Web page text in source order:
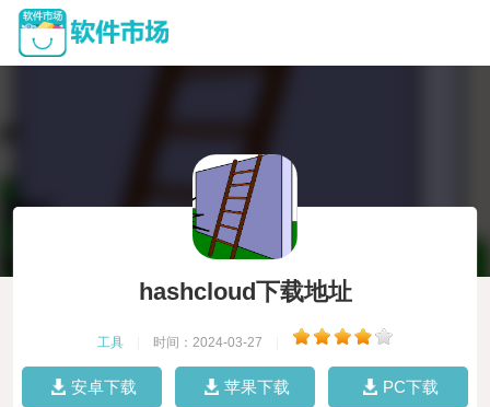
hashcloud下载地址
工具 时间：2024-03-27
安卓下载 苹果下载 PC下载